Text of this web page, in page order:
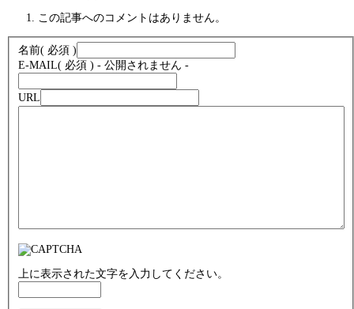
この記事へのコメントはありません。
名前( 必須 )
E-MAIL( 必須 ) - 公開されません -
URL
上に表示された文字を入力してください。